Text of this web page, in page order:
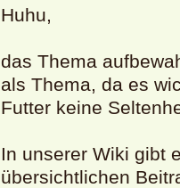
Huhu,
das Thema
als Thema, da es
Futter keine
In unserer Wiki gibt
übersichtlichen